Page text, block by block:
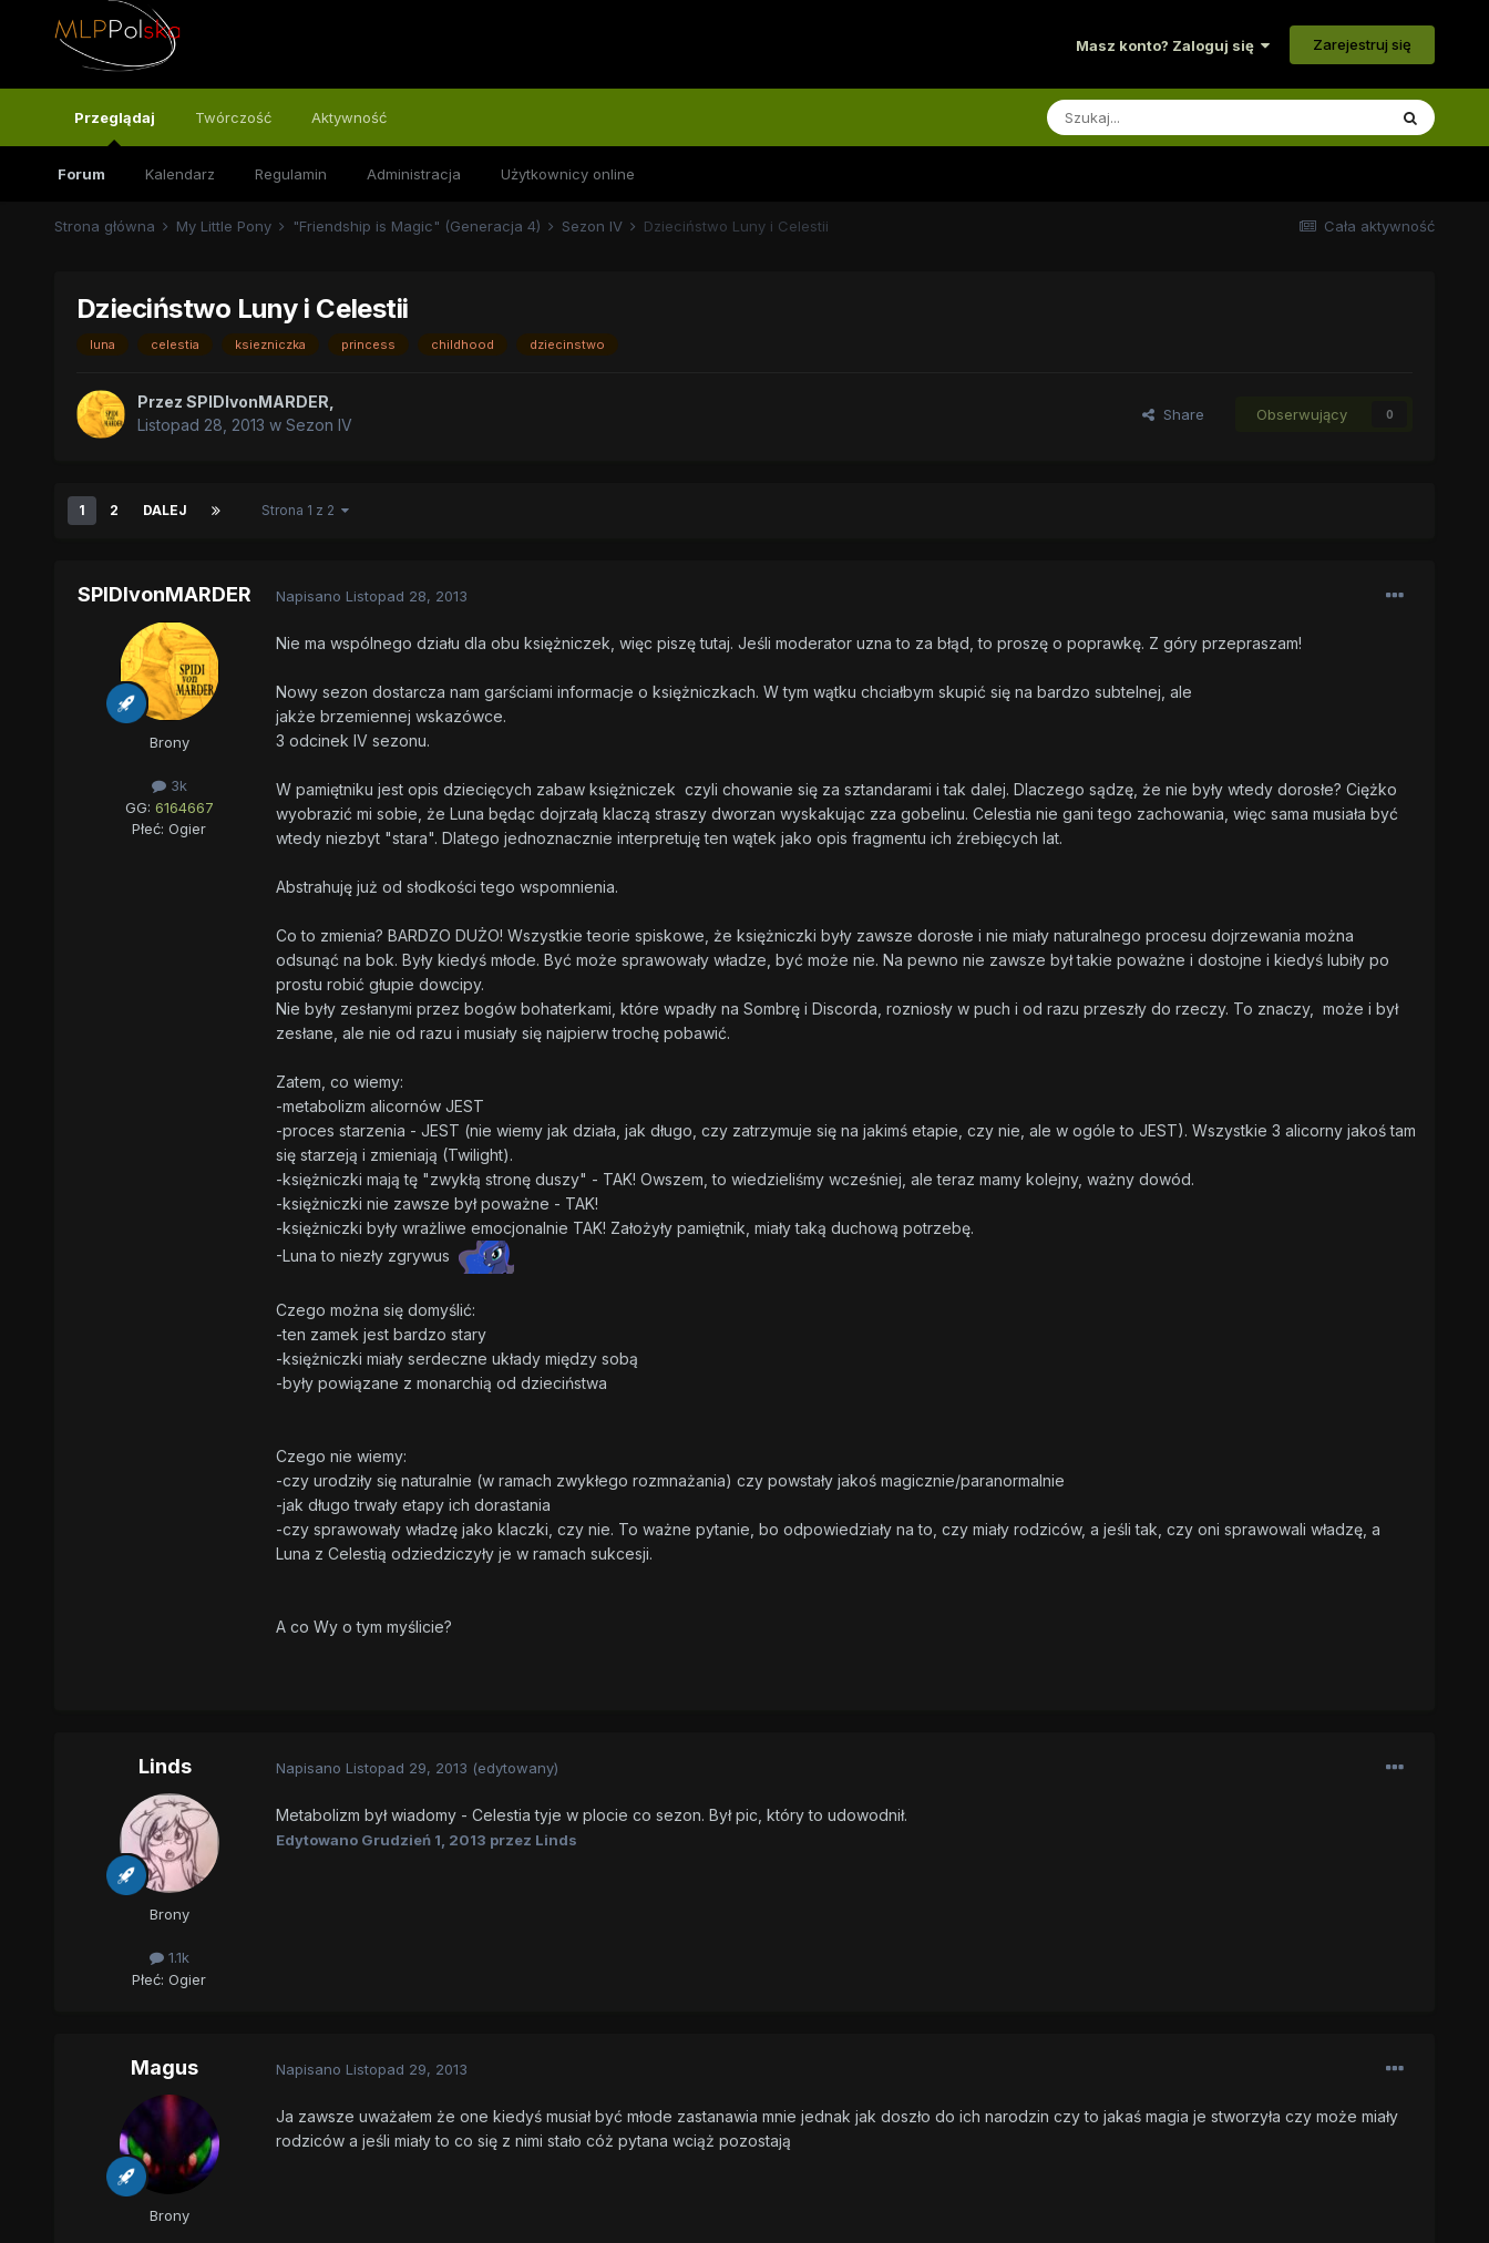
Masz konto? Zaloguj się Zarejestruj się
Przeglądaj
Forum Kalendarz Regulamin Administracja Użytkownicy online
Twórczość Aktywność
Cała aktywność
Strona główna My Little Pony "Friendship is Magic" (Generacja 4) Sezon IV Dzieciństwo Luny i Celestii
Dzieciństwo Luny i Celestii
luna celestia ksiezniczka princess childhood dziecinstwo
Przez SPIDIvonMARDER
Listopad 28, 2013 w Sezon IV
Share Obserwujący 0
1 2 DALEJ Strona 1 z 2
SPIDIvonMARDER
Brony
3k
GG: 6164667
Płeć: Ogier
Napisano Listopad 28, 2013
Nie ma wspólnego działu dla obu księżniczek, więc piszę tutaj. Jeśli moderator uzna to za błąd, to proszę o poprawkę. Z góry przepraszam!
Nowy sezon dostarcza nam garściami informacje o księżniczkach. W tym wątku chciałbym skupić się na bardzo subtelnej, ale
jakże brzemiennej wskazówce.
3 odcinek IV sezonu.
W pamiętniku jest opis dziecięcych zabaw księżniczek czyli chowanie się za sztandarami i tak dalej. Dlaczego sądzę, że nie były wtedy dorosłe? Ciężko
wyobrazić mi sobie, że Luna będąc dojrzałą klaczą straszy dworzan wyskakując zza gobelinu. Celestia nie gani tego zachowania, więc sama musiała być
wtedy niezbyt "stara". Dlatego jednoznacznie interpretuję ten wątek jako opis fragmentu ich źrebięcych lat.
Abstrahuję już od słodkości tego wspomnienia.
Co to zmienia? BARDZO DUŻO! Wszystkie teorie spiskowe, że księżniczki były zawsze dorosłe i nie miały naturalnego procesu dojrzewania można
odsunąć na bok. Były kiedyś młode. Być może sprawowały władze, być może nie. Na pewno nie zawsze był takie poważne i dostojne i kiedyś lubiły po
prostu robić głupie dowcipy.
Nie były zesłanymi przez bogów bohaterkami, które wpadły na Sombrę i Discorda, rozniosły w puch i od razu przeszły do rzeczy. To znaczy, może i był
zesłane, ale nie od razu i musiały się najpierw trochę pobawić.
Zatem, co wiemy:
-metabolizm alicornów JEST
-proces starzenia - JEST (nie wiemy jak działa, jak długo, czy zatrzymuje się na jakimś etapie, czy nie, ale w ogóle to JEST). Wszystkie 3 alicorny jakoś tam
się starzeją i zmieniają (Twilight).
-księżniczki mają tę "zwykłą stronę duszy" - TAK! Owszem, to wiedzieliśmy wcześniej, ale teraz mamy kolejny, ważny dowód.
-księżniczki nie zawsze był poważne - TAK!
-księżniczki były wrażliwe emocjonalnie TAK! Założyły pamiętnik, miały taką duchową potrzebę.
-Luna to niezły zgrywus
Czego można się domyślić:
-ten zamek jest bardzo stary
-księżniczki miały serdeczne układy między sobą
-były powiązane z monarchią od dzieciństwa
Czego nie wiemy:
-czy urodziły się naturalnie (w ramach zwykłego rozmnażania) czy powstały jakoś magicznie/paranormalnie
-jak długo trwały etapy ich dorastania
-czy sprawowały władzę jako klaczki, czy nie. To ważne pytanie, bo odpowiedziały na to, czy miały rodziców, a jeśli tak, czy oni sprawowali władzę, a
Luna z Celestią odziedziczyły je w ramach sukcesji.
A co Wy o tym myślicie?
Linds
Brony
1.1k
Płeć: Ogier
Napisano Listopad 29, 2013 (edytowany)
Metabolizm był wiadomy - Celestia tyje w plocie co sezon. Był pic, który to udowodnił.
Edytowano Grudzień 1, 2013 przez Linds
Magus
Brony
Napisano Listopad 29, 2013
Ja zawsze uważałem że one kiedyś musiał być młode zastanawia mnie jednak jak doszło do ich narodzin czy to jakaś magia je stworzyła czy może miały
rodziców a jeśli miały to co się z nimi stało cóż pytana wciąż pozostają